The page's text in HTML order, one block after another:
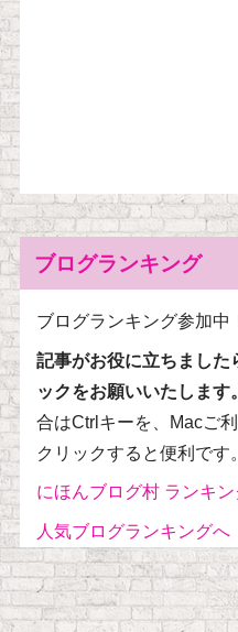
ブログランキング
ブログランキング参加中
記事がお役に立ちました
ックをお願いいたします。
合はCtrlキーを、Macご
クリックすると便利です。
にほんブログ村 ランキ
人気ブログランキングへ